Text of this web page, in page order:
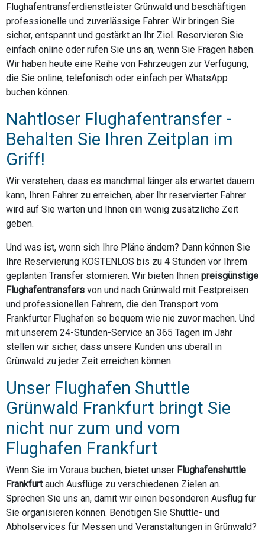
Flughafentransferdienstleister Grünwald und beschäftigen
professionelle und zuverlässige Fahrer. Wir bringen Sie
sicher, entspannt und gestärkt an Ihr Ziel. Reservieren Sie
einfach online oder rufen Sie uns an, wenn Sie Fragen haben.
Wir haben heute eine Reihe von Fahrzeugen zur Verfügung,
die Sie online, telefonisch oder einfach per WhatsApp
buchen können.
Nahtloser Flughafentransfer -
Behalten Sie Ihren Zeitplan im
Griff!
Wir verstehen, dass es manchmal länger als erwartet dauern
kann, Ihren Fahrer zu erreichen, aber Ihr reservierter Fahrer
wird auf Sie warten und Ihnen ein wenig zusätzliche Zeit
geben.
Und was ist, wenn sich Ihre Pläne ändern? Dann können Sie
Ihre Reservierung KOSTENLOS bis zu 4 Stunden vor Ihrem
geplanten Transfer stornieren. Wir bieten Ihnen preisgünstige
Flughafentransfers von und nach Grünwald mit Festpreisen
und professionellen Fahrern, die den Transport vom
Frankfurter Flughafen so bequem wie nie zuvor machen. Und
mit unserem 24-Stunden-Service an 365 Tagen im Jahr
stellen wir sicher, dass unsere Kunden uns überall in
Grünwald zu jeder Zeit erreichen können.
Unser Flughafen Shuttle
Grünwald Frankfurt bringt Sie
nicht nur zum und vom
Flughafen Frankfurt
Wenn Sie im Voraus buchen, bietet unser Flughafenshuttle
Frankfurtauch Ausflüge zu verschiedenen Zielen an.
Sprechen Sie uns an, damit wir einen besonderen Ausflug für
Sie organisieren können. Benötigen Sie Shuttle- und
Abholservices für Messen und Veranstaltungen in Grünwald?